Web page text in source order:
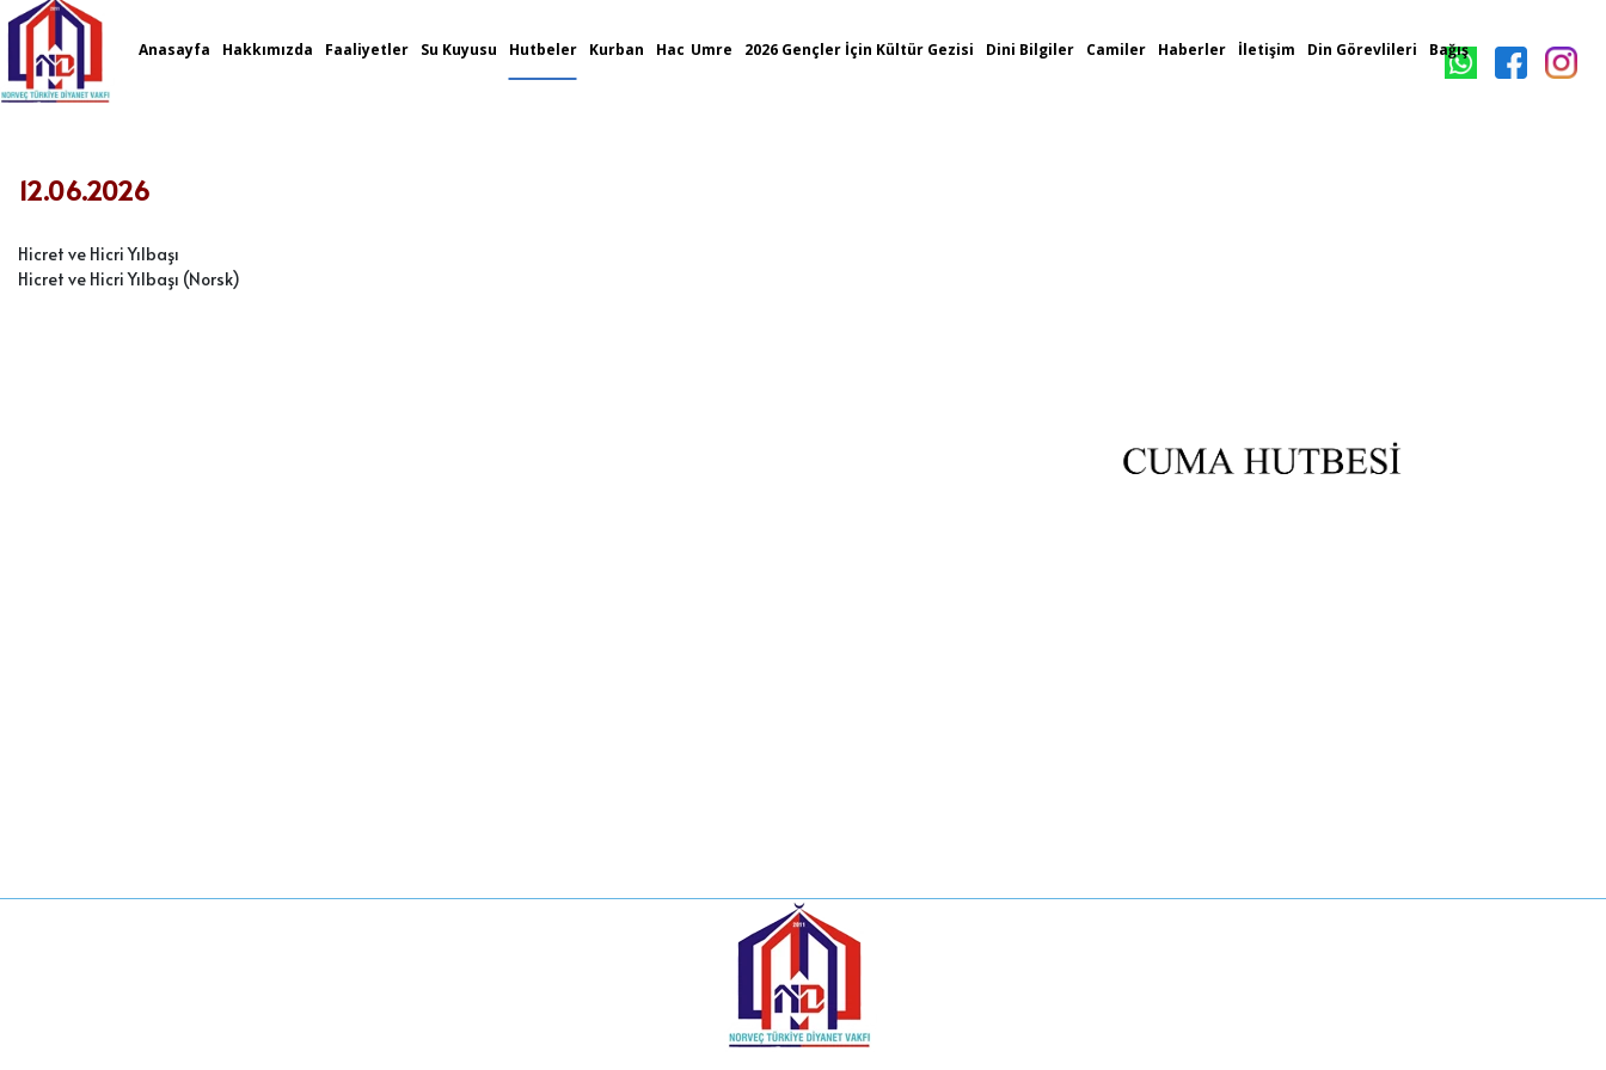
12.06.2026
Hicret ve Hicri Yılbaşı
Hicret ve Hicri Yılbaşı (Norsk)
Anasayfa Hakkımızda Faaliyetler Su Kuyusu Hutbeler Kurban Hac Umre 2026 Gençler İçin Kültür Gezisi Dini Bilgiler Camiler Haberler İletişim Din Görevlileri Bağış